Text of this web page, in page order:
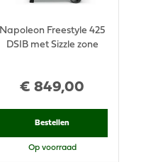
€ 849,00
Napoleon Freestyle 425
DSIB met Sizzle zone
Bestellen
Op voorraad